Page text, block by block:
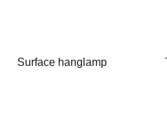
Surface hanglamp